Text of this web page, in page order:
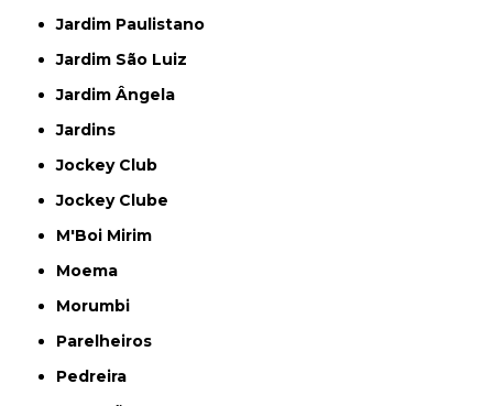
Jardim Paulistano
Jardim São Luiz
Jardim Ângela
Jardins
Jockey Club
Jockey Clube
M'Boi Mirim
Moema
Morumbi
Parelheiros
Pedreira